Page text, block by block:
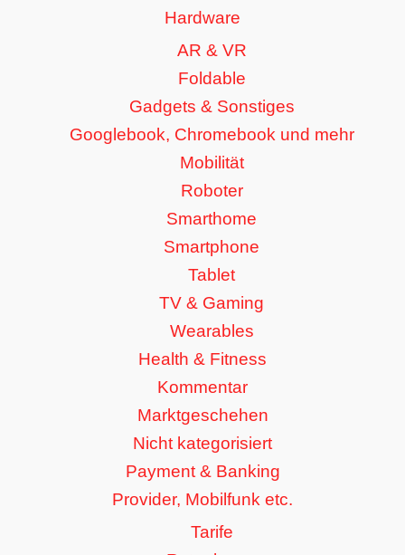
Hardware
AR & VR
Foldable
Gadgets & Sonstiges
Googlebook, Chromebook und mehr
Mobilität
Roboter
Smarthome
Smartphone
Tablet
TV & Gaming
Wearables
Health & Fitness
Kommentar
Marktgeschehen
Nicht kategorisiert
Payment & Banking
Provider, Mobilfunk etc.
Tarife